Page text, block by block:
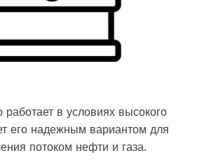
в условиях высокого
его надежным вариантом для
потоком нефти и газа.